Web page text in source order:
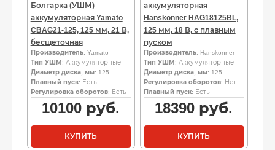
Болгарка (УШМ)
аккумуляторная Yamato
CBAG21-125, 125 мм, 21 В,
бесщеточная
Производитель: Yamato
Тип УШМ : Аккумуляторные
Диаметр диска, мм: 125
Плавный пуск: Есть
Регулировка оборотов: Есть
10100 руб.
КУПИТЬ
аккумуляторная
Hanskonner HAG18125BL,
125 мм, 18 В, с плавным
пуском
Производитель: Hanskonner
Тип УШМ : Аккумуляторные
Диаметр диска, мм: 125
Регулировка оборотов: Нет
Плавный пуск: Есть
18390 руб.
КУПИТЬ